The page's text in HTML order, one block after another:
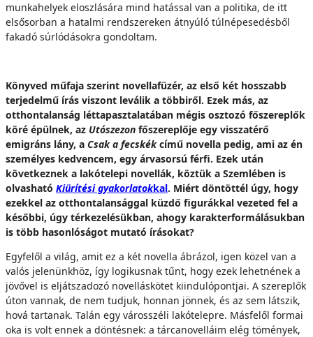
munkahelyek eloszlására mind hatással van a politika, de itt
elsősorban a hatalmi rendszereken átnyúló túlnépesedésből
fakadó súrlódásokra gondoltam.
Könyved műfaja szerint novellafüzér, az első két hosszabb
terjedelmű írás viszont leválik a többiről. Ezek más, az
otthontalanság léttapasztalatában mégis osztozó főszereplők
köré épülnek, az Utószezon főszereplője egy visszatérő
emigráns lány, a Csak a fecskékcímű novella pedig, ami az én
személyes kedvencem, egy árvasorsú férfi. Ezek után
következnek a lakótelepi novellák, köztük a Szemlében is
olvasható Kiürítési gyakorlatokkal. Miért döntöttél úgy, hogy
ezekkel az otthontalansággal küzdő figurákkal vezeted fel a
későbbi, úgy térkezelésükban, ahogy karakterformálásukban
is több hasonlóságot mutató írásokat?
Egyfelől a világ, amit ez a két novella ábrázol, igen közel van a
valós jelenünkhöz, így logikusnak tűnt, hogy ezek lehetnének a
jövővel is eljátszadozó novelláskötet kiindulópontjai. A szereplők
úton vannak, de nem tudjuk, honnan jönnek, és az sem látszik,
hová tartanak. Talán egy városszéli lakótelepre. Másfelől formai
oka is volt ennek a döntésnek: a tárcanovelláim elég tömények,